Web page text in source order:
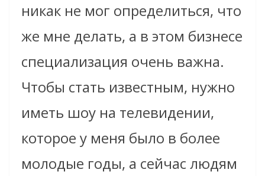
никак не мог определиться, что
же мне делать, а в этом бизнесе
специализация очень важна.
Чтобы стать известным, нужно
иметь шоу на телевидении,
которое у меня было в более
молодые годы, а сейчас людям